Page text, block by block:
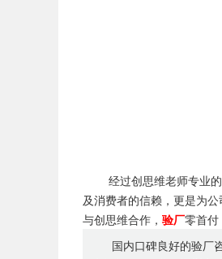
经过创思维老师专业的
及消费者的信赖，更是为
与创思维合作， 验厂零首付
国内口碑良好的验厂